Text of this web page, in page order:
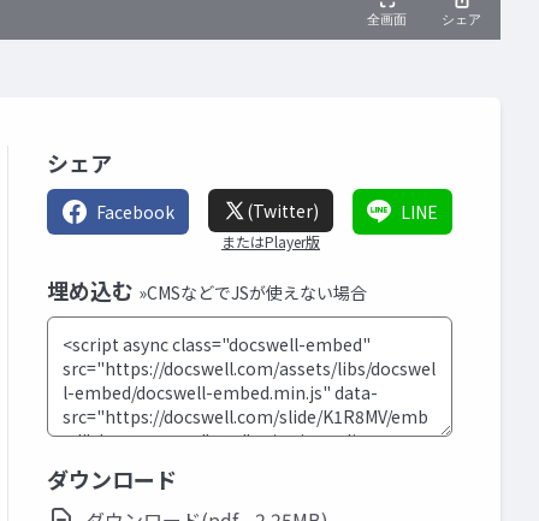
シェア
Facebook (Twitter)
またはPlayer版
LINE
埋め込む »CMSなどでJSが使えない場合
ダウンロード